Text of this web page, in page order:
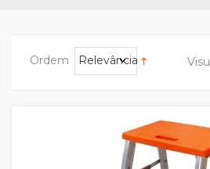
Ordem Relevância